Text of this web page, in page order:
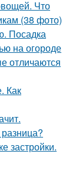
Что
(38 фото)
Посадка
на огороде
отличаются
Как
застройки.